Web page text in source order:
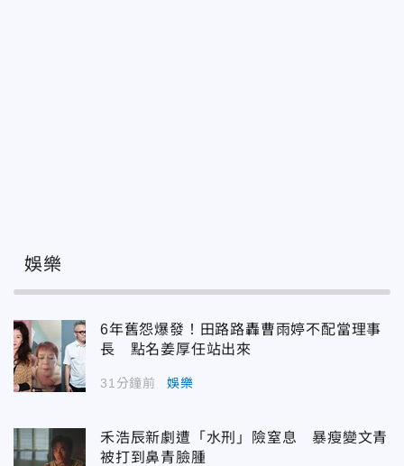
娛樂
6年舊怨爆發！田路路轟曹雨婷不配當理事
長 點名姜厚任站出來
31分鐘前 娛樂
禾浩辰新劇遭「水刑」險窒息 暴瘦變文青
被打到鼻青臉腫